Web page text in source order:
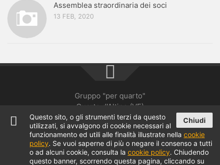
Chiudi
Questo sito, o gli strumenti terzi da questo
utilizzati, si avvalgono di cookie necessari al
funzionamento ed utili alle finalità illustrate nella cookie
policy. Se vuoi saperne di più o negare il consenso a tutti
o ad alcuni cookie, consulta la cookie policy. Chiudendo
questo banner, scorrendo questa pagina, cliccando su
Assemblea straordinaria dei soci
13 FEB, 2020
Gruppo "per quarto"
Quarto d'Altino (VE)
Informativa sulla privacy